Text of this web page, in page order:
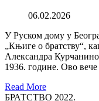
06.02.2026
У Руском дому у
„Књиге о братству“,
Александра
1936. године. Ово
Read More
БРАТСТВО 2022.